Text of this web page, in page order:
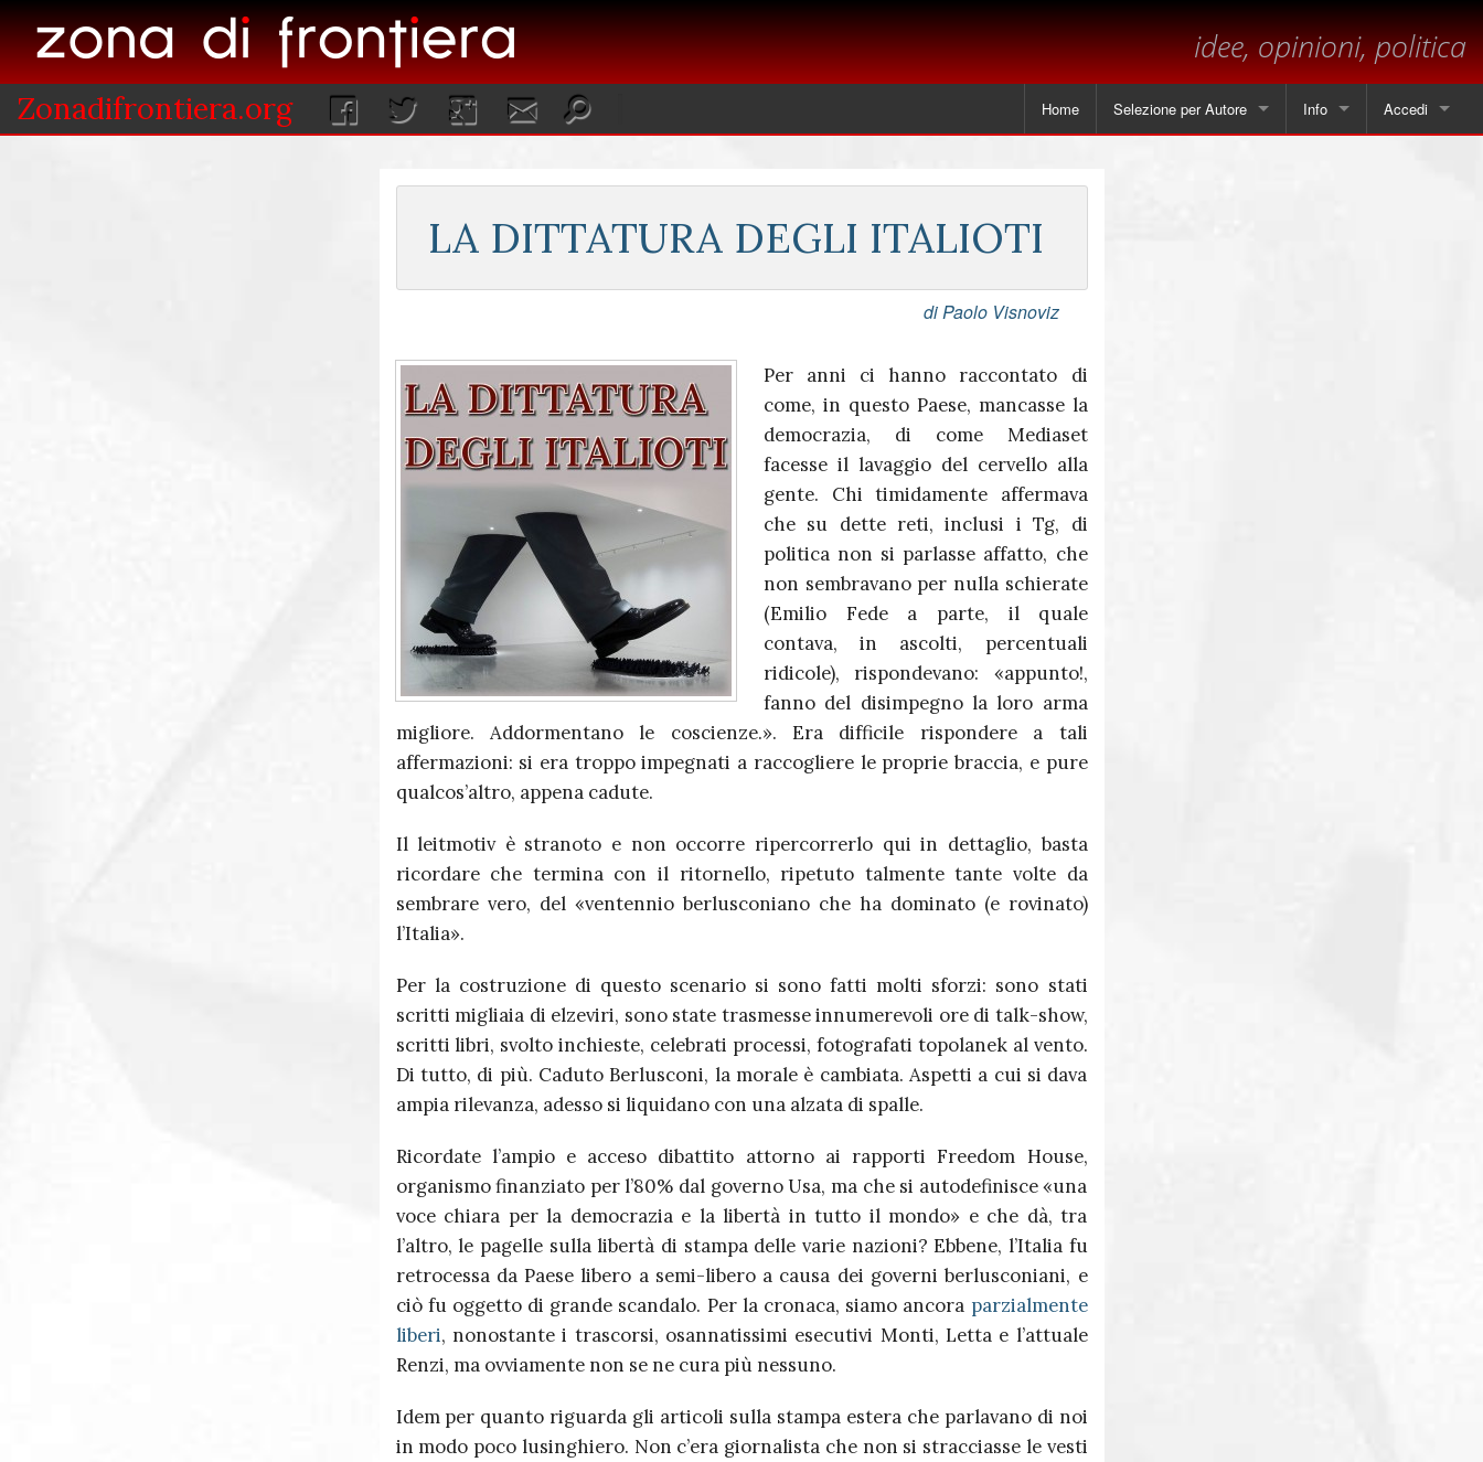
idee, opinioni, politica
Zonadifrontiera.org Home Selezione per Autore Info Accedi
LA DITTATURA DEGLI ITALIOTI
di Paolo Visnoviz
Per anni ci hanno raccontato di
come, in questo Paese, mancasse la
democrazia, di come Mediaset
facesse il lavaggio del cervello alla
gente. Chi timidamente affermava
che su dette reti, inclusi i Tg, di
politica non si parlasse affatto, che
non sembravano per nulla schierate
(Emilio Fede a parte, il quale
contava, in ascolti, percentuali
ridicole), rispondevano: «appunto!,
fanno del disimpegno la loro arma
migliore. Addormentano le coscienze.». Era difficile rispondere a tali
affermazioni: si era troppo impegnati a raccogliere le proprie braccia, e pure
qualcos’altro, appena cadute.
Il leitmotiv è stranoto e non occorre ripercorrerlo qui in dettaglio, basta
ricordare che termina con il ritornello, ripetuto talmente tante volte da
sembrare vero, del «ventennio berlusconiano che ha dominato (e rovinato)
l’Italia».
Per la costruzione di questo scenario si sono fatti molti sforzi: sono stati
scritti migliaia di elzeviri, sono state trasmesse innumerevoli ore di talk-show,
scritti libri, svolto inchieste, celebrati processi, fotografati topolanek al vento.
Di tutto, di più. Caduto Berlusconi, la morale è cambiata. Aspetti a cui si dava
ampia rilevanza, adesso si liquidano con una alzata di spalle.
Ricordate l’ampio e acceso dibattito attorno ai rapporti Freedom House,
organismo finanziato per l’80% dal governo Usa, ma che si autodefinisce «una
voce chiara per la democrazia e la libertà in tutto il mondo» e che dà, tra
l’altro, le pagelle sulla libertà di stampa delle varie nazioni? Ebbene, l’Italia fu
retrocessa da Paese libero a semi-libero a causa dei governi berlusconiani, e
ciò fu oggetto di grande scandalo. Per la cronaca, siamo ancora parzialmente
liberi, nonostante i trascorsi, osannatissimi esecutivi Monti, Letta e l’attuale
Renzi, ma ovviamente non se ne cura più nessuno.
Idem per quanto riguarda gli articoli sulla stampa estera che parlavano di noi
in modo poco lusinghiero. Non c’era giornalista che non si stracciasse le vesti